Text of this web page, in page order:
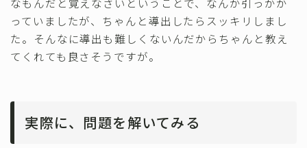
っていましたが、ちゃんと導出したらスッキリしまし
た。そんなに導出も難しくないんだからちゃんと教え
てくれても良さそうですが。
実際に、問題を解いてみる